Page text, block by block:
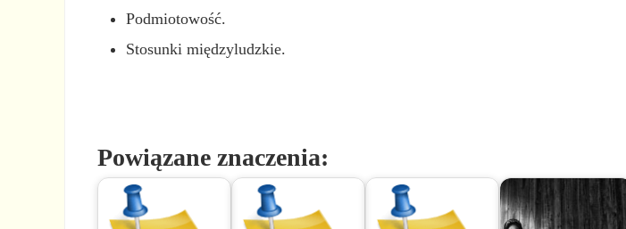
Podmiotowość.
Stosunki międzyludzkie.
Powiązane znaczenia: